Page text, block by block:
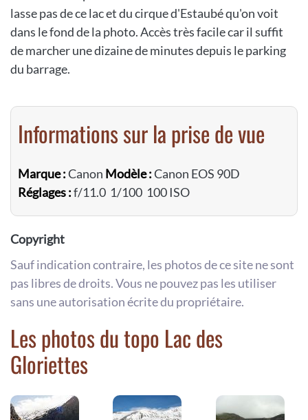
lasse pas de ce lac et du cirque d'Estaubé qu'on voit
dans le fond de la photo. Accès très facile car il suffit
de marcher une dizaine de minutes depuis le parking
du barrage.
Informations sur la prise de vue
Marque :Canon Modèle :Canon EOS 90D
Réglages :f/11.0 1/100 100 ISO
Copyright
Sauf indication contraire, les photos de ce site ne sont
pas libres de droits. Vous ne pouvez pas les utiliser
sans une autorisation écrite du propriétaire.
Les photos du topo Lac des
Gloriettes